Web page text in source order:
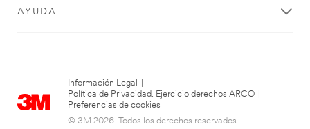
AYUDA
Información Legal
Política de Privacidad. Ejercicio derechos ARCO
Preferencias de cookies
© 3M 2026. Todos los derechos reservados.